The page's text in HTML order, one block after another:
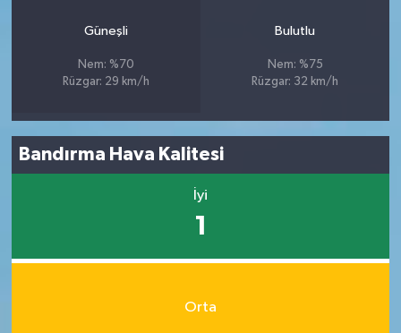
Güneşli
Nem: %70
Rüzgar: 29 km/h
Bulutlu
Nem: %75
Rüzgar: 32 km/h
Bandırma Hava Kalitesi
İyi
1
Orta